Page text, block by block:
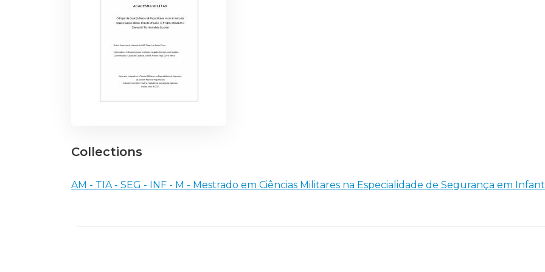
Collections
AM - TIA - SEG - INF - M - Mestrado em Ciências Militares na Especialidade de Segurança em